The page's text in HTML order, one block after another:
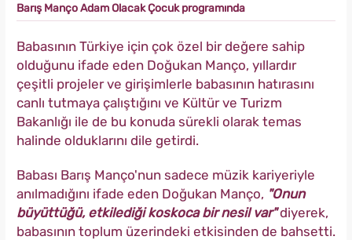
Barış Manço Adam Olacak Çocuk programında
Babasının Türkiye için çok özel bir değere sahip
olduğunu ifade eden Doğukan Manço, yıllardır
çeşitli projeler ve girişimlerle babasının hatırasını
canlı tutmaya çalıştığını ve Kültür ve Turizm
Bakanlığı ile de bu konuda sürekli olarak temas
halinde olduklarını dile getirdi.
Babası Barış Manço'nun sadece müzik kariyeriyle
anılmadığını ifade eden Doğukan Manço, "Onun
büyüttüğü, etkilediği koskoca bir nesil var"diyerek,
babasının toplum üzerindeki etkisinden de bahsetti.